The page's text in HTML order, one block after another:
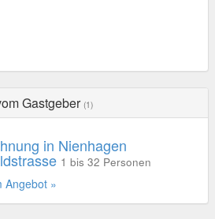
Gastgeber (1)
in Nienhagen
1 bis 32 Personen
Angebot »